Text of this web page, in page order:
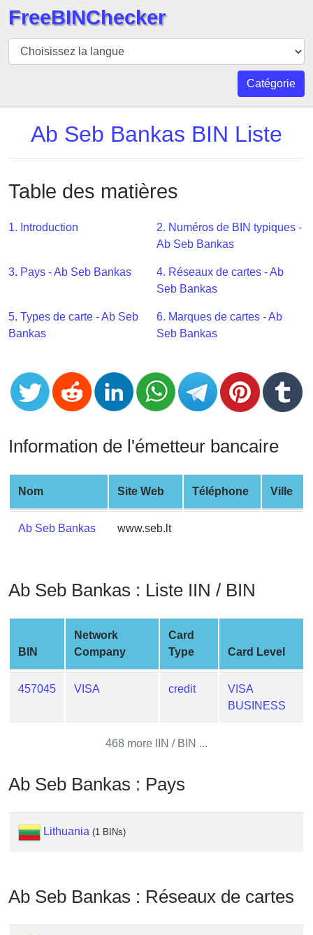
BIN
Vérificateur
Numéro
BIN
BIN
API
BIN
Generator
v2
CC
Generator
Credit
Validator
Card
Generator
Random
Credit
Generate
Card
BIN
Card
is
Address
Lookup
FreeBINChecker
Catégorie
Ab Seb Bankas BIN Liste
Table des matières
1. Introduction
2. Numéros de BIN typiques -
Ab Seb Bankas
3. Pays - Ab Seb Bankas
4. Réseaux de cartes - Ab
Seb Bankas
5. Types de carte - Ab Seb
Bankas
6. Marques de cartes - Ab
Seb Bankas
Information de l'émetteur bancaire
Nom Site Web Téléphone Ville
Ab Seb Bankas www.seb.lt
Ab Seb Bankas : Liste IIN / BIN
BIN
Network
Company
Card
Type
Card Level
457045 VISA credit
VISA
BUSINESS
468 more IIN / BIN ...
Ab Seb Bankas : Pays
Lithuania (1 BINs)
Ab Seb Bankas : Réseaux de cartes